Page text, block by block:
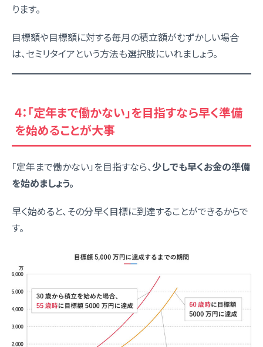
ります。
目標額や目標額に対する毎月の積立額がむずかしい場合
は、セミリタイアという方法も選択肢にいれましょう。
4：「定年まで働かない」を目指すなら早く準備
を始めることが大事
「定年まで働かない」を目指すなら、少しでも早くお金の準備
を始めましょう。
早く始めると、その分早く目標に到達することができるからで
す。